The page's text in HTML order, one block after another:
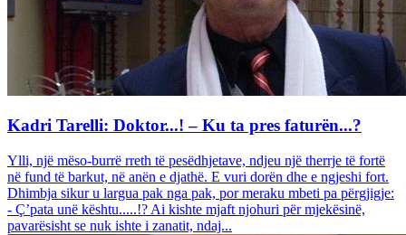
Kadri Tarelli: Doktor...! – Ku ta pres faturën...?
Ylli, një mëso-burrë rreth të pesëdhjetave, ndjeu një therrje të fortë
në fund të barkut, në anën e djathë. E vuri dorën dhe e ngjeshi fort.
Dhimbja sikur u largua pak nga pak, por meraku mbeti pa përgjigje:
- Ç’pata unë kështu.....!? Ai kishte mjaft njohuri për mjekësinë,
pavarësisht se nuk ishte i zanatit, ndaj...